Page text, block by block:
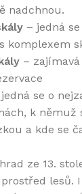
nadchnou.
– jedná
komplexem
–
se o
k němuž
a kde se
ze 13.
lesů.